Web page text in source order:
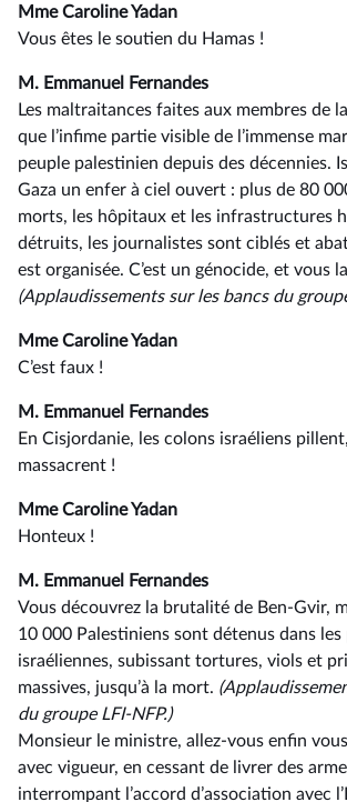
Mme Caroline Yadan
Vous êtes le soutien du Hamas !
M. Emmanuel Fernandes
Les maltraitances faites aux membres de
que l’infime partie visible de l’immense
peuple palestinien depuis des décennies.
Gaza un enfer à ciel ouvert : plus de 80
morts, les hôpitaux et les infrastructures
détruits, les journalistes sont ciblés et
est organisée. C’est un génocide, et vous
(Applaudissements sur les bancs du
Mme Caroline Yadan
C’est faux !
M. Emmanuel Fernandes
En Cisjordanie, les colons israéliens
massacrent !
Mme Caroline Yadan
Honteux !
M. Emmanuel Fernandes
Vous découvrez la brutalité de Ben-Gvir,
10 000 Palestiniens sont détenus dans les
israéliennes, subissant tortures, viols et
massives, jusqu’à la mort.
du groupe LFI-NFP.)
Monsieur le ministre, allez-vous enfin
avec vigueur, en cessant de livrer des
interrompant l’accord d’association avec